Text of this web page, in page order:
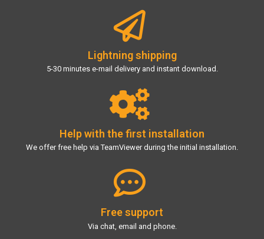
Lightning shipping
5-30 minutes e-mail delivery and instant download.
Help with the first installation
We offer free help via TeamViewer during the initial installation.
Free support
Via chat, email and phone.